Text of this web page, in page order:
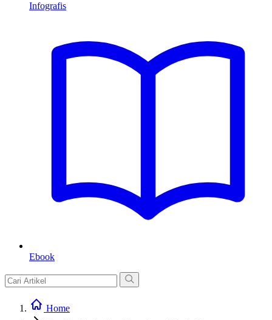
Infografis
Ebook
Home